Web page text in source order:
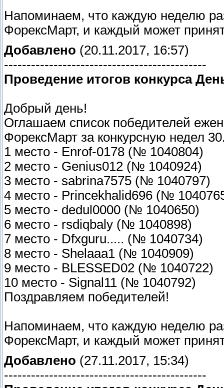
Напоминаем, что каждую неделю
ФорексМарт, и каждый может
Добавлено (20.11.2017, 16:57)
---------------------------------------------
Проведение итогов конкурса
Добрый день!
Оглашаем список победителей
ФорексМарт за конкурсную недел
1 место - Enrof-0178 (№ 1040804)
2 место - Genius012 (№ 1040924)
3 место - sabrina7575 (№ 1040797)
4 место - Princekhalid696 (№
5 место - dedul0000 (№ 1040650)
6 место - rsdiqbaly (№ 1040898)
7 место - Dfxguru..... (№ 1040734)
8 место - Shelaaa1 (№ 1040909)
9 место - BLESSED02 (№ 1040722)
10 место - Signal11 (№ 1040792)
Поздравляем победителей!
Напоминаем, что каждую неделю
ФорексМарт, и каждый может
Добавлено (27.11.2017, 15:34)
---------------------------------------------